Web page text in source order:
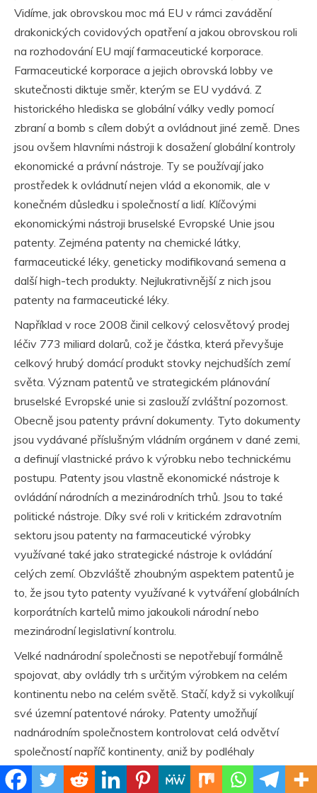
Vidíme, jak obrovskou moc má EU v rámci zavádění
drakonických covidových opatření a jakou obrovskou roli
na rozhodování EU mají farmaceutické korporace.
Farmaceutické korporace a jejich obrovská lobby ve
skutečnosti diktuje směr, kterým se EU vydává. Z
historického hlediska se globální války vedly pomocí
zbraní a bomb s cílem dobýt a ovládnout jiné země. Dnes
jsou ovšem hlavními nástroji k dosažení globální kontroly
ekonomické a právní nástroje. Ty se používají jako
prostředek k ovládnutí nejen vlád a ekonomik, ale v
konečném důsledku i společností a lidí. Klíčovými
ekonomickými nástroji bruselské Evropské Unie jsou
patenty. Zejména patenty na chemické látky,
farmaceutické léky, geneticky modifikovaná semena a
další high-tech produkty. Nejlukrativnější z nich jsou
patenty na farmaceutické léky.
Například v roce 2008 činil celkový celosvětový prodej
léčiv 773 miliard dolarů, což je částka, která převyšuje
celkový hrubý domácí produkt stovky nejchudších zemí
světa. Význam patentů ve strategickém plánování
bruselské Evropské unie si zaslouží zvláštní pozornost.
Obecně jsou patenty právní dokumenty. Tyto dokumenty
jsou vydávané příslušným vládním orgánem v dané zemi,
a definují vlastnické právo k výrobku nebo technickému
postupu. Patenty jsou vlastně ekonomické nástroje k
ovládání národních a mezinárodních trhů. Jsou to také
politické nástroje. Díky své roli v kritickém zdravotním
sektoru jsou patenty na farmaceutické výrobky
využívané také jako strategické nástroje k ovládání
celých zemí. Obzvláště zhoubným aspektem patentů je
to, že jsou tyto patenty využívané k vytváření globálních
korporátních kartelů mimo jakoukoli národní nebo
mezinárodní legislativní kontrolu.
Velké nadnárodní společnosti se nepotřebují formálně
spojovat, aby ovládly trh s určitým výrobkem na celém
kontinentu nebo na celém světě. Stačí, když si vykolíkují
své územní patentové nároky. Patenty umožňují
nadnárodním společnostem kontrolovat celá odvětví
společností napříč kontinenty, aniž by podléhaly
omezením, jako jsou státní hranice. V některých
průmyslových odvětvích jsou zisky ve výši bilionů dolarů